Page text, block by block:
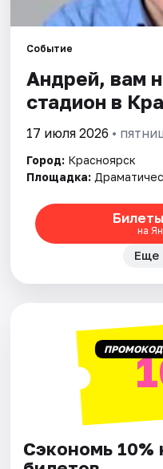
События
Города
Площадки
Рейтинги
Событие
Андрей, вам
стадион в
17 июля 2026 •
Город: Красноярск
Площадка:
на
Еще
ПРОМОКОД
Сэкономь 10%